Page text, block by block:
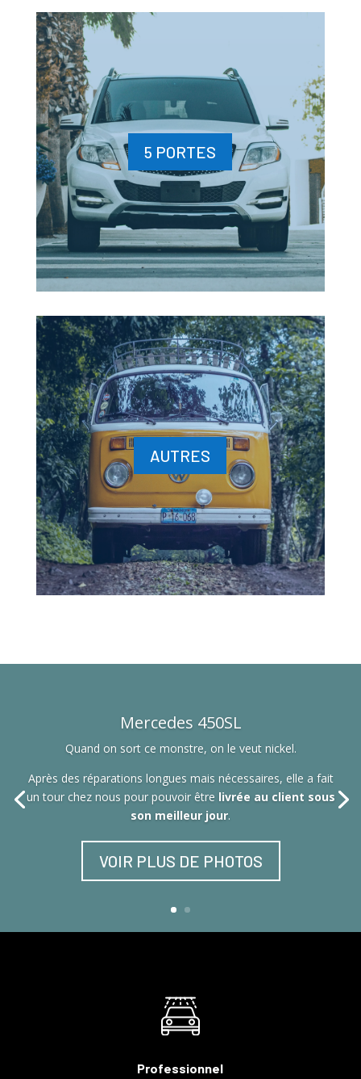
5 PORTES
AUTRES
Mercedes 450SL
Quand on sort ce monstre, on le veut nickel.
Après des réparations longues mais nécessaires, elle a fait
un tour chez nous pour pouvoir être livrée au client sous
son meilleur jour.
VOIR PLUS DE PHOTOS
Professionnel